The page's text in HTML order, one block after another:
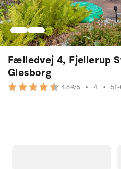
Fælledvej 4, Fjellerup
Glesborg
4.69/5 • 4 •